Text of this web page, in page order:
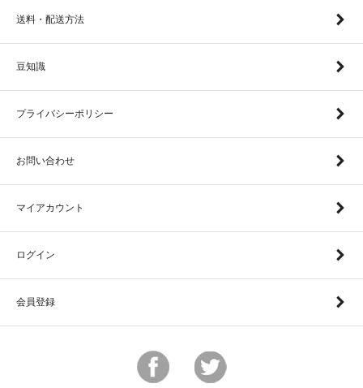
送料・配送方法
豆知識
プライバシーポリシー
お問い合わせ
マイアカウント
ログイン
会員登録